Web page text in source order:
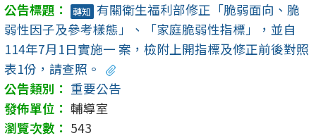
轉知 有關衛生福利部修正「脆弱面向、脆
弱性因子及參考樣態」、「家庭脆弱性指標」，並自
114年7月1日實施一 案，檢附上開指標及修正前後對照
表1份，請查照。
重要公告
輔導室
543